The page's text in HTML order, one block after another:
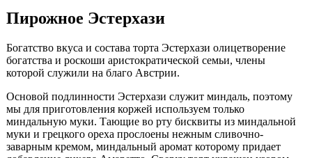
Пирожное Эстерхази
Богатство вкуса и состава торта Эстерхази олицетворение
богатства и роскоши аристократической семьи, члены
которой служили на благо Австрии.
Основой подлинности Эстерхази служит миндаль, поэтому
мы для приготовления коржей используем только
миндальную муки. Тающие во рту бисквиты из миндальной
муки и грецкого ореха прослоены нежным сливочно-
заварным кремом, миндальный аромат которому придает